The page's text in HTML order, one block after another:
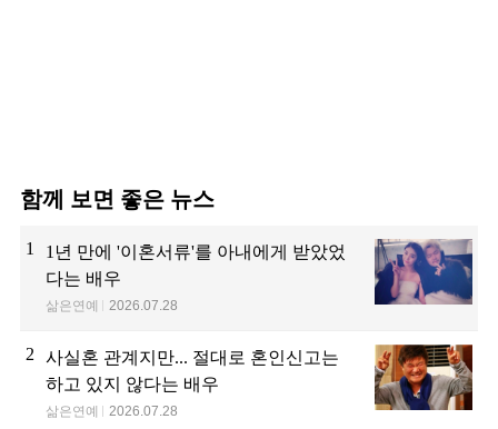
함께 보면 좋은 뉴스
1
1년 만에 '이혼서류'를 아내에게 받았었
다는 배우
삶은연예 2026.07.28
2
사실혼 관계지만... 절대로 혼인신고는
하고 있지 않다는 배우
삶은연예 2026.07.28